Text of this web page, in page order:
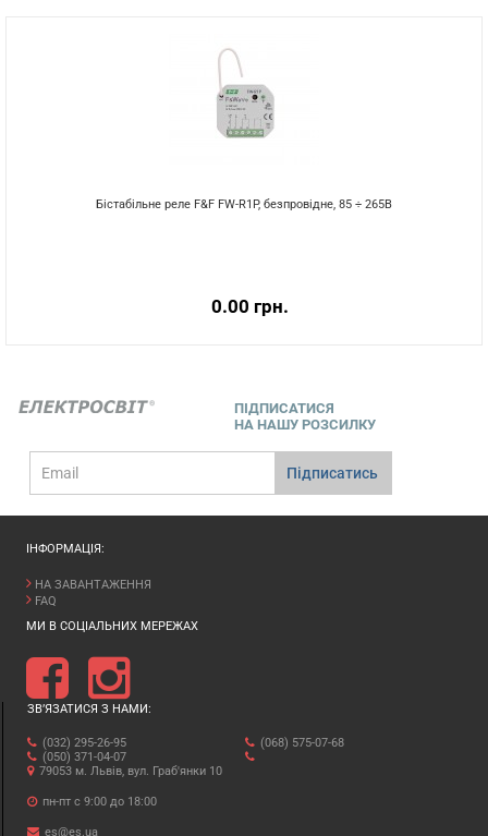
Бістабільне реле F&F FW-R1P, безпровідне, 85 ÷ 265В
0.00 грн.
ПІДПИСАТИСЯ
НА НАШУ РОЗСИЛКУ
mail
Підписатись
ІНФОРМАЦІЯ:
НА ЗАВАНТАЖЕННЯ
FAQ
МИ В СОЦІАЛЬНИХ МЕРЕЖАХ
ЗВ’ЯЗАТИСЯ З НАМИ:
(032) 295-26-95
(050) 371-04-07
(068) 575-07-68
79053 м. Львів, вул. Граб'янки 10
пн-пт с 9:00 до 18:00
es@es.ua